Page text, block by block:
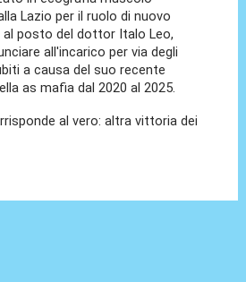
Lazio per il ruolo di nuovo
al posto del dottor Italo Leo,
all'incarico per via degli
a causa del suo recente
as mafia dal 2020 al 2025.
al vero: altra vittoria dei